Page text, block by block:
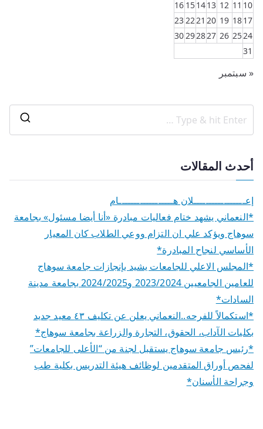
10
11
12
13
14
15
16
17
18
19
20
21
22
23
24
25
26
27
28
29
30
31
« سبتمبر
أحدث المقالات
إعـــــــــــــــــلان هــــــــــــــــــام
*النعماني يشهد ختام فعاليات مبادرة «أنا أيضا مسئول» بجامعة
سوهاج ويؤكد علي ان التزام ووعي الطلاب كان المعيار
الأساسي لنجاح المبادرة*
*المجلس الاعلي للجامعات يشيد بإنجازات جامعة سوهاج
للعامين الجامعيين 2023/2024 و2024/2025 بجامعة مدينة
السادات*
*استكمالاً للفرحه..النعماني يعلن عن تكليف ٤٣ معيد جديد
بكليات الآداب، الحقوق، التجارة والزراعة بجامعة سوهاج*
*رئيس جامعة سوهاج يستقبل لجنة من “الأعلى للجامعات”
لفحص أوراق المتقدمين لوظائف هيئة التدريس بكلية طب
وجراحة الأسنان*